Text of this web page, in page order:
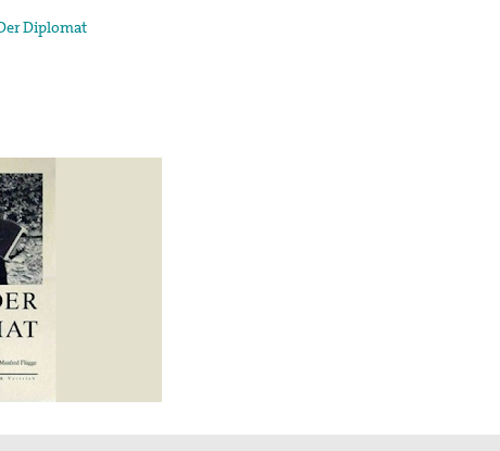
Diplomat
und arbeitet in
Konzils.
des weltweiten
des II. Weltkrieges,
die Hand